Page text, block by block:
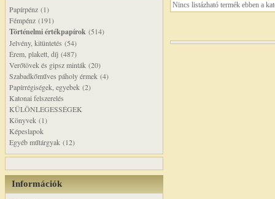
Papírpénz (1)
Fémpénz (191)
Történelmi értékpapírok (514)
Jelvény, kitüntetés (54)
Érem, plakett, díj (487)
Verőtövek és gipsz minták (20)
Szabadkőműves páholy érmek (4)
Papírrégiségek, egyebek (2)
Katonai felszerelés
KÜLÖNLEGESSÉGEK
Könyvek (1)
Képeslapok
Egyéb műtárgyak (12)
Információk
Nincs listázható termék ebben a